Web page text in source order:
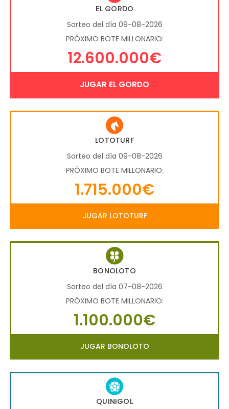
EL GORDO
Sorteo del día 09-08-2026
PRÓXIMO BOTE MILLONARIO:
12.600.000€
JUGAR EL GORDO
LOTOTURF
Sorteo del día 09-08-2026
PRÓXIMO BOTE MILLONARIO:
1.715.000€
JUGAR LOTOTURF
BONOLOTO
Sorteo del día 07-08-2026
PRÓXIMO BOTE MILLONARIO:
1.100.000€
JUGAR BONOLOTO
QUINIGOL